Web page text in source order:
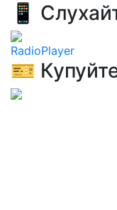
📱
RadioPlayer
🎫